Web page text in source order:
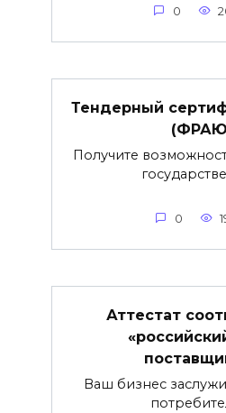
0
Тендерный
Получите
0
Аттестат
Ваш бизнес